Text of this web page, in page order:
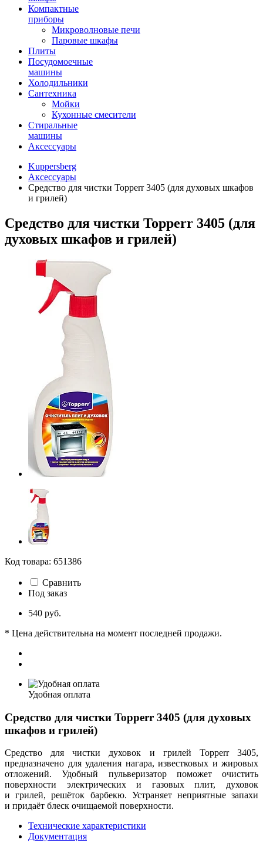
Компактные
приборы
Микроволновые печи
Паровые шкафы
Плиты
Посудомоечные
машины
Холодильники
Сантехника
Мойки
Кухонные смесители
Стиральные
машины
Аксессуары
Kuppersberg
Аксессуары
Средство для чистки Topperr 3405 (для духовых шкафов
и грилей)
Средство для чистки Topperr 3405 (для
духовых шкафов и грилей)
Код товара: 651386
Сравнить
Под заказ
540 руб.
* Цена действительна на момент последней продажи.
Удобная оплата
Средство для чистки Topperr 3405 (для духовых
шкафов и грилей)
Средство для чистки духовок и грилей Topperr 3405,
предназначено для удаления нагара, известковых и жировых
отложений. Удобный пульверизатор поможет очистить
поверхности электрических и газовых плит, духовок
и грилей, решёток барбекю. Устраняет неприятные запахи
и придаёт блеск очищаемой поверхности.
Технические характеристики
Документация